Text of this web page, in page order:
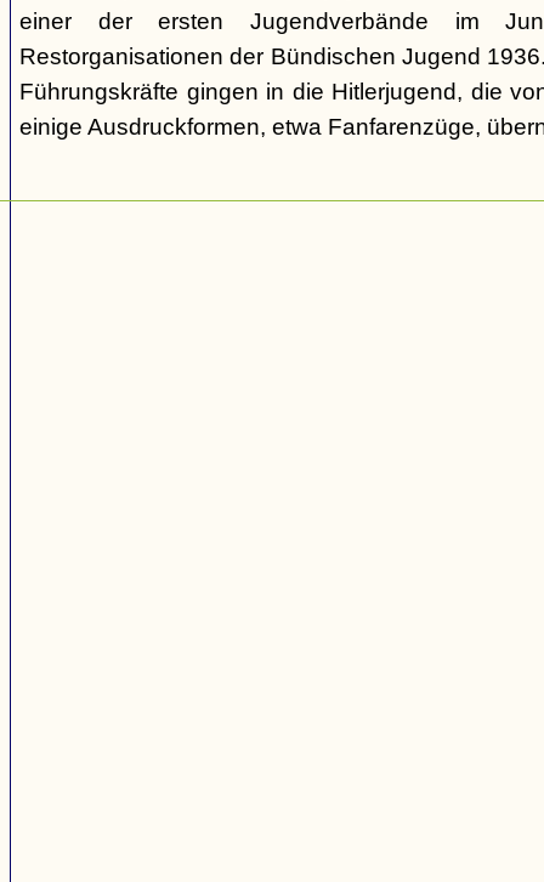
einer der ersten Jugendverbände im
Restorganisationen der Bündischen Jugend
Führungskräfte gingen in die Hitlerjugend, die
einige Ausdruckformen, etwa Fanfarenzüge,